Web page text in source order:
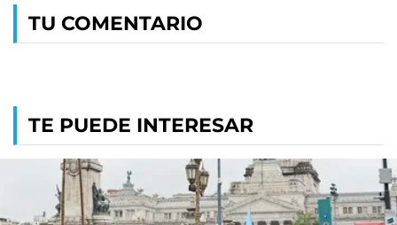
TU COMENTARIO
TE PUEDE INTERESAR